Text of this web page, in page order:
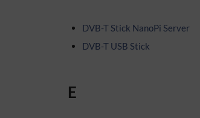
DVB-T Stick NanoPi Server
DVB-T USB Stick
E